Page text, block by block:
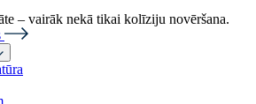
– vairāk nekā tikai kolīziju novēršana.